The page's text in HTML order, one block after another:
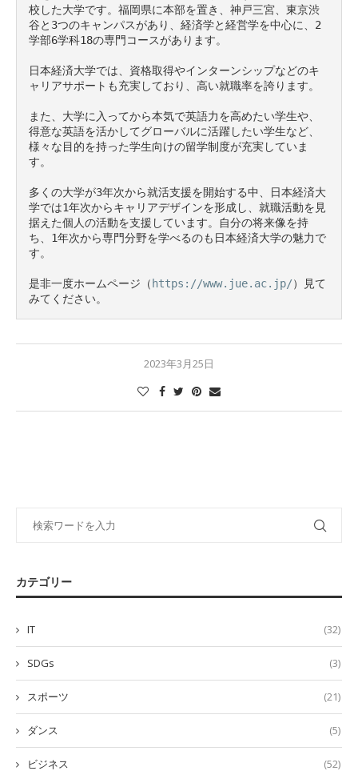
校した大学です。福岡県に本部を置き、神戸三宮、東京渋
谷と3つのキャンパスがあり、経済学と経営学を中心に、2
学部6学科18の専門コースがあります。
日本経済大学では、資格取得やインターンシップなどのキ
ャリアサポートも充実しており、高い就職率を誇ります。
また、大学に入ってから本気で英語力を高めたい学生や、
得意な英語を活かしてグローバルに活躍したい学生など、
様々な目的を持った学生向けの留学制度が充実していま
す。
多くの大学が3年次から就活支援を開始する中、日本経済大
学では1年次からキャリアデザインを形成し、就職活動を見
据えた個人の活動を支援しています。自分の将来像を持
ち、1年次から専門分野を学べるのも日本経済大学の魅力で
す。
是非一度ホームページ（ https://www.jue.ac.jp/）見て
みてください。
2023年3月25日
カテゴリー
IT (32)
SDGs (3)
スポーツ (21)
ダンス (5)
ビジネス (52)